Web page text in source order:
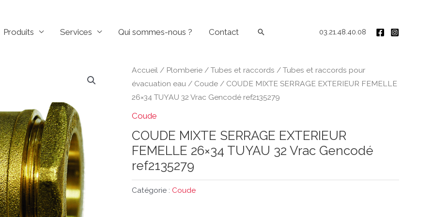
Produits Services Qui sommes-nous ? Contact Rechercher 03.21.48.40.08
Accueil / Plomberie / Tubes et raccords / Tubes et raccords pour
évacuation eau / Coude / COUDE MIXTE SERRAGE EXTERIEUR FEMELLE
26×34 TUYAU 32 Vrac Gencodé ref2135279
Coude
COUDE MIXTE SERRAGE EXTERIEUR
FEMELLE 26×34 TUYAU 32 Vrac Gencodé
ref2135279
Catégorie : Coude